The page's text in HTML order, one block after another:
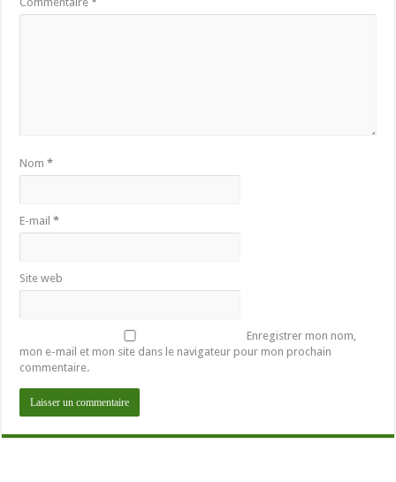
Nom*
E-mail*
Site web
Enregistrer mon nom,
mon e-mail et mon site dans le navigateur pour mon prochain
commentaire.